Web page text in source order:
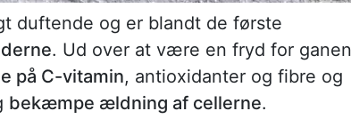
duftende og er blandt de første
. Ud over at være en fryd for ganen
på C-vitamin, antioxidanter og fibre og
bekæmpe ældning af cellerne.